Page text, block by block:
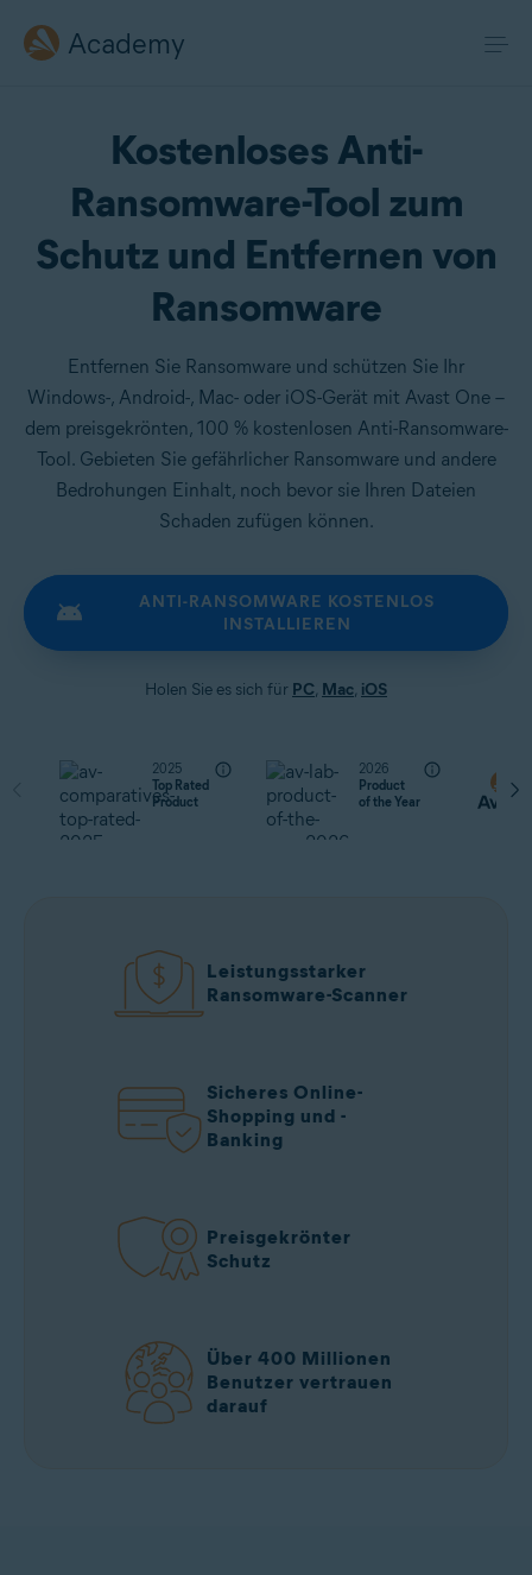
Academy
Kostenloses Anti-
Ransomware-Tool zum
Schutz und Entfernen von
Ransomware
Entfernen Sie Ransomware und schützen Sie Ihr
Windows-, Android-, Mac- oder iOS-Gerät mit Avast One –
dem preisgekrönten, 100 % kostenlosen Anti-Ransomware-
Tool. Gebieten Sie gefährlicher Ransomware und andere
Bedrohungen Einhalt, noch bevor sie Ihren Dateien
Schaden zufügen können.
ANTI-RANSOMWARE KOSTENLOS
INSTALLIEREN
Holen Sie es sich für PC, Mac, iOS
2025
Top Rated
Product
2026
Product
of the Year
Leistungsstarker
Ransomware-Scanner
Sicheres Online-
Shopping und -
Banking
Preisgekrönter
Schutz
Über 400 Millionen
Benutzer vertrauen
darauf